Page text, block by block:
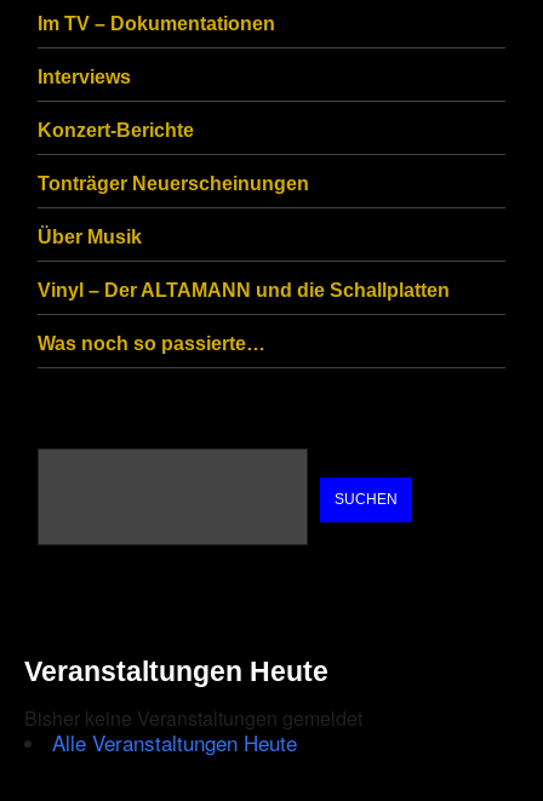
ensure
that
you
are
human.
Im TV – Dokumentationen
Interviews
Konzert-Berichte
Tonträger Neuerscheinungen
Über Musik
Vinyl – Der ALTAMANN und die Schallplatten
Was noch so passierte…
SUCHEN
Veranstaltungen Heute
Bisher keine Veranstaltungen gemeldet
Alle Veranstaltungen Heute